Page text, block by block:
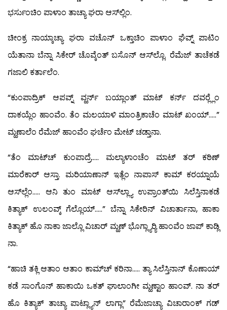
ಭರ್ಸುಂಚಿಂ ಪಾಳಾಂ ತಾಚ್ಯಾ ಘರಾ ಆಸ್‍ಲ್ಲಿಂ.
ಚೀಂಕ್ರ ನಾಯ್ಕಾಚ್ಯಾ ಘರಾ ವಚೊನ್ ಒಕ್ತಾಚಿಂ ಪಾಳಾಂ ಘೆವ್ನ್ ಪಾಟಿಂ
ಯೆತಾನಾ ಬೆನ್ನಾ ಸಿಕೇರ್ ಚೊವ್ಕೆಂತ್ ಬಸೊನ್ ಆಸ್‍ಲ್ಲೊ. ರೆಮೆಜ್ ತಾಚೆಕಡೆ
ಗಜಾಲಿ ಕರ್ತಾಲೆಂ.
“ಕುಂಪಾದ್ರಿಕ್ ಆಪವ್ನ್ ವ್ಹರ್ನ್ ಬಯ್ಲಾಂತ್ ಮಾಟ್ ಕರ್ನ್ ದವರ್‍ಲ್ಲೆಂ
ದಾಕಯ್ಲೆಂ ಹಾಂವೆಂ. ತೆಂ ಮಲಯಾಳಿ ಮಾಂತ್ರಿಕಾಚೆಂ ಮಾಟ್ ಖಂಯ್…..”
ಮ್ಹಣಾಲೆಂ ರೆಮೆಜ್ ಹಾಂವೆಂ ಘರ್ಚೆಂ ಮೇಟ್ ಚಡ್ತಾನಾ.
“ತೆಂ ಮಾಟ್‍ಚ್ ಕುಂಪಾದ್ರೆ….. ಮಲ್ಯಾಳಾಂಚೆಂ ಮಾಟ್ ತರ್ ಕಠಿಣ್
ಮಾರೆಕಾರ್ ಆಸ್ತಾ. ಮರಿಯಾಣಾನ್ ಇತ್ಲೆಂ ನಾಪಾಸ್ ಕಾಮ್ ಕರಯ್ನಾಯೆ
ಆಸ್‍ಲ್ಲೆಂ….. ಆನಿ ತುಂ ಮಾಟ್ ಆಸ್‍ಲ್ಲ್ಯಾ ಉಪ್ರಾಂತ್‍ಯಿ ಸಿಲೆಸ್ತಿನಾಕಡೆ
ಕಿತ್ಯಾಕ್ ಉಲಂವ್ಕ್ ಗೆಲ್ಲೊಯ್…..” ಬೆನ್ನಾ ಸಿಕೇರಿನ್ ವಿಚಾರ್ತಾನಾ, ಹಾಕಾ
ಕಿತ್ಯಾಕ್ ಹೊ ನಾಕಾ ಜಾಲ್ಲೊ ವಿಚಾರ್ ಮ್ಹಣ್ ಭೊಗ್ಲ್ಯಾರ್‍ಯಿ ಹಾಂವೆಂ ಜಾಪ್ ಕಾಡ್ಲಿ
ನಾ.
“ಹಾಚಿ ತಕ್ಲಿ ಆತಾಂ ಆತಾಂ ಕಾಮ್‍ಚ್ ಕರಿನಾ….. ತ್ಯಾ ಸಿಲೆಸ್ತಿನಾನ್ ಕೊಣಾಯ್
ಕಡೆ ಸಾಂಗೊನ್ ಹಾಕಾಯಿ ಒಕತ್ ಘಾಲಾಂಗೀ ಮ್ಹಣ್ಟಾಂ ಹಾಂವ್. ನಾ ತರ್
ಹೊ ಕಿತ್ಯಾಕ್ ತಾಚ್ಯಾ ಪಾಟ್ಲ್ಯಾನ್ ಲಾಗ್ಲಾ” ರೆಮೆಜಾಚ್ಯಾ ವಿಚಾರಾಂಕ್ ಗಡ್